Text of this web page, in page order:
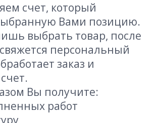
счет, который
Вами позицию.
выбрать товар, после
персональный
заказ и
Вы получите:
работ